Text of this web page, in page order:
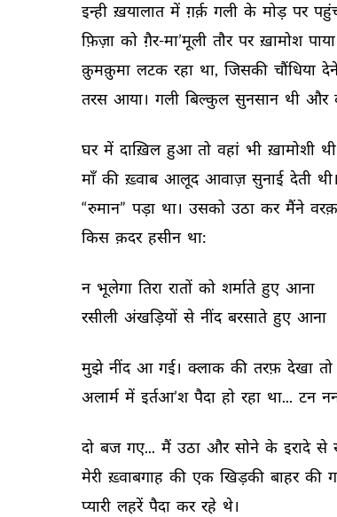
इन्ही ख़यालात में ग़र्क़ गली के मोड़ पर
फ़िज़ा को ग़ैर-मा’मूली तौर पर ख़ामोश
क़ुमक़ुमा लटक रहा था, जिसकी चौंधिया
तरस आया। गली बिल्कुल सुनसान थी और
घर में दाख़िल हुआ तो वहां भी ख़ामोशी
माँ की ख़्वाब आलूद आवाज़ सुनाई देती थी।
“रुमान” पड़ा था। उसको उठा कर मैंने वरक़
किस क़दर हसीन था:
न भूलेगा तिरा रातों को शर्माते हुए आना
रसीली अंखड़ियों से नींद बरसाते हुए आना
मुझे नींद आ गई। क्लाक की तरफ़ देखा तो
अलार्म में इर्तआ’श पैदा हो रहा था... टन
दो बज गए... मैं उठा और सोने के इरादे से
मेरी ख़्वाबगाह की एक खिड़की बाहर की
प्यारी लहरें पैदा कर रहे थे।